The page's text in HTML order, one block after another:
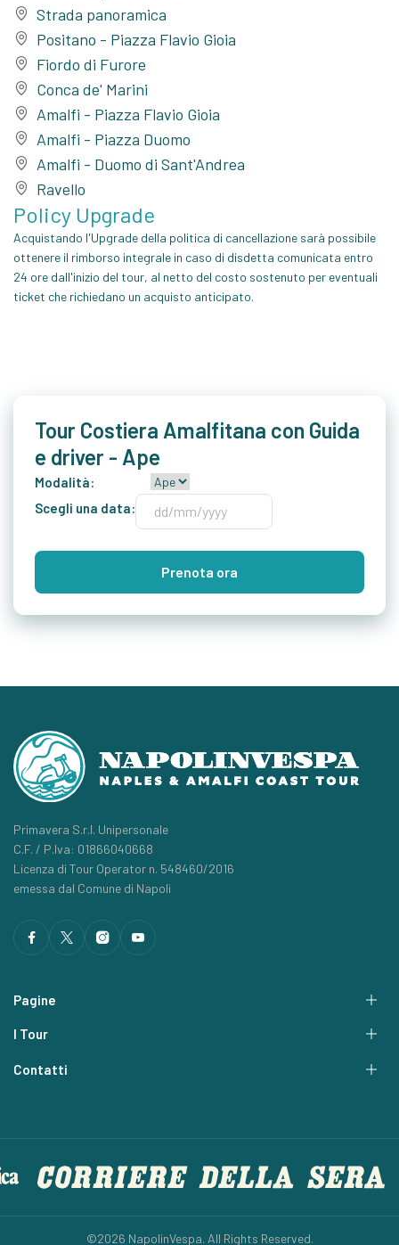
Strada panoramica
Positano - Piazza Flavio Gioia
Fiordo di Furore
Conca de' Marini
Amalfi - Piazza Flavio Gioia
Amalfi - Piazza Duomo
Amalfi - Duomo di Sant'Andrea
Ravello
Policy Upgrade
Acquistando l'Upgrade della politica di cancellazione sarà possibile
ottenere il rimborso integrale in caso di disdetta comunicata entro
24 ore dall'inizio del tour, al netto del costo sostenuto per eventuali
ticket che richiedano un acquisto anticipato.
Tour Costiera Amalfitana con Guida
e driver - Ape
Modalità:
Scegli una data:
Prenota ora
Primavera S.r.l. Unipersonale
C.F. / P.Iva: 01866040668
Licenza di Tour Operator n. 548460/2016
emessa dal Comune di Napoli
Pagine
I Tour
Contatti
©2026 NapolinVespa. All Rights Reserved.